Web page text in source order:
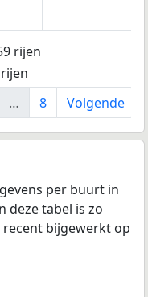
rijen
rijen
… 8 Volgende
per buurt in
deze tabel is zo
bijgewerkt op